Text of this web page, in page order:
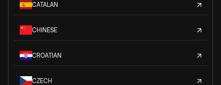
CATALAN
CHINESE
CROATIAN
CZECH